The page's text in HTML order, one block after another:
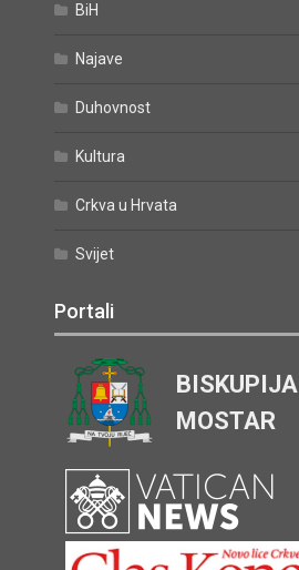
BiH
Najave
Duhovnost
Kultura
Crkva u Hrvata
Svijet
Portali
BISKUPIJA
MOSTAR